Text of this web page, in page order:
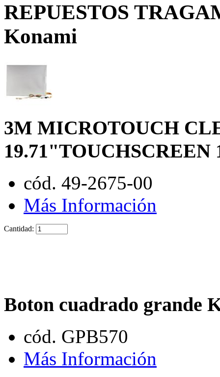
REPUESTOS
Konami
3M MICROTOUCH
19.71"TOUCHSCREEN
cód. 49-2675-00
Más Información
Cantidad:
Boton cuadrado grande
cód. GPB570
Más Información